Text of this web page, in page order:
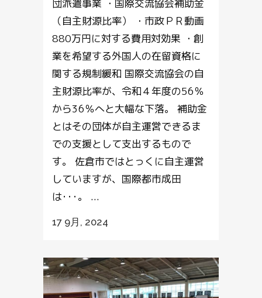
団派遣事業 ・国際交流協会補助金
（自主財源比率） ・市政ＰＲ動画
880万円に対する費用対効果 ・創
業を希望する外国人の在留資格に
関する規制緩和 国際交流協会の自
主財源比率が、令和４年度の56％
から36％へと大幅な下落。 補助金
とはその団体が自主運営できるま
での支援として支出するもので
す。 佐倉市ではとっくに自主運営
していますが、国際都市成田
は･･･。 ...
17 9月, 2024